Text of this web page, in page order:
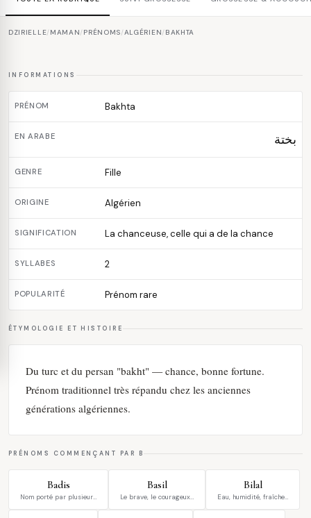
DZIRIELLE/ MAMAN/ PRÉNOMS/ALGÉRIEN/ BAKHTA
INFORMATIONS
PRÉNOM Bakhta
EN ARABE بختة
GENRE Fille
ORIGINE Algérien
SIGNIFICATION La chanceuse, celle qui a de la chance
SYLLABES 2
POPULARITÉ Prénom rare
ÉTYMOLOGIE ET HISTOIRE
Du turc et du persan "bakht" — chance, bonne fortune.
Prénom traditionnel très répandu chez les anciennes
générations algériennes.
PRÉNOMS COMMENÇANT PAR B
Badis
Nom porté par plusieur…
Basil
Le brave, le courageux…
Bilal
Eau, humidité, fraîche…